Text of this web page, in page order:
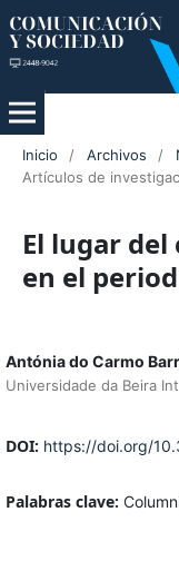
Inicio / Archivos /
Artículos de
El lugar
en el
Antónia do Carmo
Universidade da Beira
DOI: https://doi.org/
Palabras clave: